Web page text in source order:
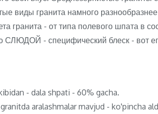
виды гранита намного
гранита - от типа полевого шпата в
СЛЮДОЙ - специфический блеск - вот
- dala shpati - 60% gacha.
aralashmalar mavjud - ko'pincha